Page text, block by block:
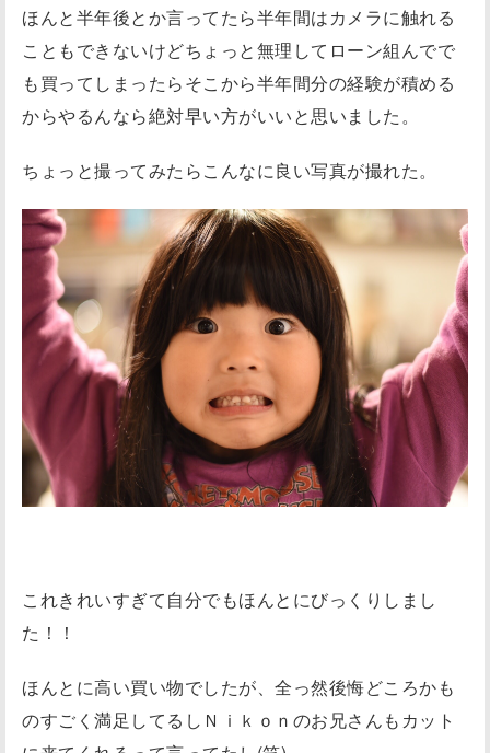
ほんと半年後とか言ってたら半年間はカメラに触れる
こともできないけどちょっと無理してローン組んでで
も買ってしまったらそこから半年間分の経験が積める
からやるんなら絶対早い方がいいと思いました。
ちょっと撮ってみたらこんなに良い写真が撮れた。
これきれいすぎて自分でもほんとにびっくりしまし
た！！
ほんとに高い買い物でしたが、全っ然後悔どころかも
のすごく満足してるしＮｉｋｏｎのお兄さんもカット